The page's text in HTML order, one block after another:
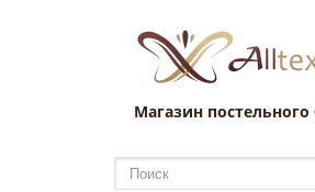
Магазин постельного